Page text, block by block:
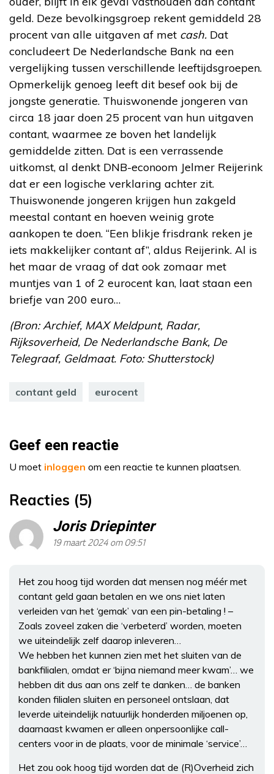
geld. Deze bevolkingsgroep rekent gemiddeld 28
procent van alle uitgaven af met cash. Dat
concludeert De Nederlandsche Bank na een
vergelijking tussen verschillende leeftijdsgroepen.
Opmerkelijk genoeg leeft dit besef ook bij de
jongste generatie. Thuiswonende jongeren van
circa 18 jaar doen 25 procent van hun uitgaven
contant, waarmee ze boven het landelijk
gemiddelde zitten. Dat is een verrassende
uitkomst, al denkt DNB-econoom Jelmer Reijerink
dat er een logische verklaring achter zit.
Thuiswonende jongeren krijgen hun zakgeld
meestal contant en hoeven weinig grote
aankopen te doen. “Een blikje frisdrank reken je
iets makkelijker contant af”, aldus Reijerink. Al is
het maar de vraag of dat ook zomaar met
muntjes van 1 of 2 eurocent kan, laat staan een
briefje van 200 euro…
(Bron: Archief, MAX Meldpunt, Radar,
Rijksoverheid, De Nederlandsche Bank, De
Telegraaf, Geldmaat. Foto: Shutterstock)
contant geld eurocent
Geef een reactie
U moet inloggen om een reactie te kunnen plaatsen.
Reacties (5)
Joris Driepinter
19 maart 2024 om 09:51
Het zou hoog tijd worden dat mensen nog méér met
contant geld gaan betalen en we ons niet laten
verleiden van het ‘gemak’ van een pin-betaling ! –
Zoals zoveel zaken die ‘verbeterd’ worden, moeten
we uiteindelijk zelf daarop inleveren…
We hebben het kunnen zien met het sluiten van de
bankfilialen, omdat er ‘bijna niemand meer kwam’… we
hebben dit dus aan ons zelf te danken… de banken
konden filialen sluiten en personeel ontslaan, dat
leverde uiteindelijk natuurlijk honderden miljoenen op,
daarnaast kwamen er alleen onpersoonlijke call-
centers voor in de plaats, voor de minimale ‘service’…
Het zou ook hoog tijd worden dat de (R)Overheid zich